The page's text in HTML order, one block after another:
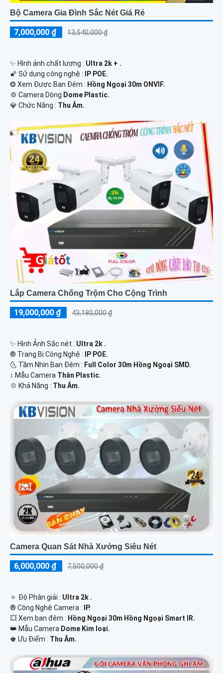
Bộ Camera Gia Đình Sắc Nét Giá Rẻ
7,000,000 ₫ 13,540,000 ₫
✨ Hình ảnh chất lượng : Ultra 2k + .
🌠 Sử dụng công nghệ :
IP POE.
❂ Xem Được Ban Đêm : Hồng Ngoại 30m ONVIF.
💢 Camera Dòng Dome Plastic.
️💎 Chức Năng : Thu Âm.
Lắp Camera Chống Trộm Cho Cộng Trình
19,000,000 ₫ 43,180,000 ₫
✨ Hình Ảnh Sắc nét : Ultra 2k .
®️ Trang Bị Công Nghệ :
IP POE.
🌜 Tầm Nhìn Ban Đêm : Full Color 30m Hồng Ngoại SMD.
↕️ Mẫu Camera Thân Plastic.
️💠 Khả Năng : Thu Âm.
Camera Quan Sát Nhà Xưởng Siêu Nét
6,000,000 ₫ 7,500,000 ₫
🔅 Độ Phân giải : Ultra 2k .
®️ Công Nghệ Camera :
IP.
💥 Xem ban đêm : Hồng Ngoại 30m Hồng Ngoại Smart IR.
👑 Mẫu Camera Dome Kim loại.
️♚ Ưu Điểm : Thu Âm.